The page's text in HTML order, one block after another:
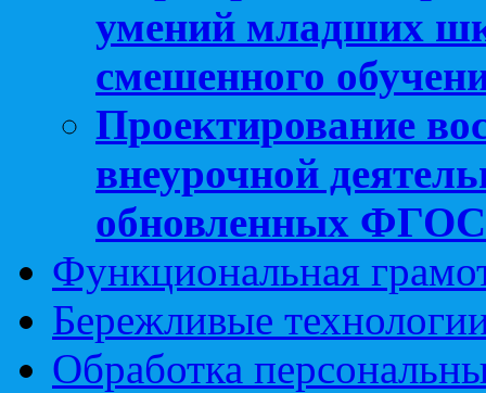
умений младших
смешенного
Проектирование
внеурочной
обновленных
Функциональная
Бережливые
Обработка